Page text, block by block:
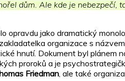
dům. Ale kde je
opravdu jako dramatický
organizace s názvem
hnutí. Dokument byl
proroků a je
Friedman, ale také